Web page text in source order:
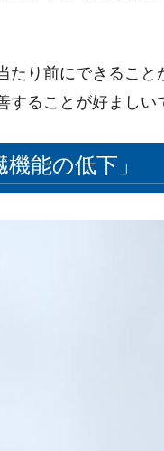
たり前にできること
ることが好ましい
能の低下」